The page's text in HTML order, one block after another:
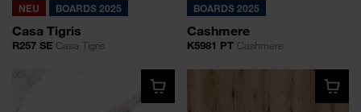
NEU BOARDS 2025
Casa Tigris
R257 SE Casa Tigris
BOARDS 2025
Cashmere
K5981 PTCashmere